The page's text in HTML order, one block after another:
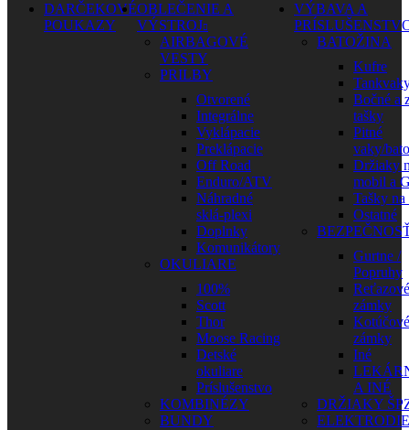
DARČEKOVÉ
POUKAZY
OBLEČENIE A
VÝSTROJ
AIRBAGOVÉ
VESTY
PRILBY
Otvorené
Integrálne
Vyklápacie
Preklápacie
Off Road
Enduro/ATV
Náhradné
sklá-plexi
Doplnky
Komunikátory
OKULIARE
100%
Scott
Thor
Moose Racing
Detské
okuliare
Príslušenstvo
KOMBINÉZY
BUNDY
VÝBAVA A
BATOŽINA
Kufre
Bočné a
tašky
Pitné
vaky/
Držiaky
mobil a
Tašky na
Ostatné
Gurtne /
Popruhy
Reťazové
zámky
Kotúčové
zámky
Iné
A INÉ
DRŽIAKY